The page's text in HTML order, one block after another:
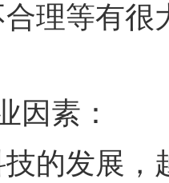
合理等有
素：
发展，越